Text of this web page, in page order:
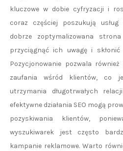
kluczowe w dobie cyfryzacji i
coraz częściej poszukują
dobrze zoptymalizowana
przyciągnąć ich uwagę i
Pozycjonowanie pozwala
zaufania wśród klientów, co
utrzymania długotrwałych
efektywne działania SEO mogą
pozyskiwania klientów,
wyszukiwarek jest często
kampanie reklamowe. Warto